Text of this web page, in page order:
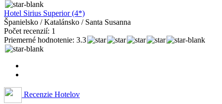
Hotel Sirius Superior (4*)
Španielsko / Katalánsko / Santa Susanna
Počet recenzií: 1
Priemerné hodnotenie: 3.3
Recenzie Hotelov